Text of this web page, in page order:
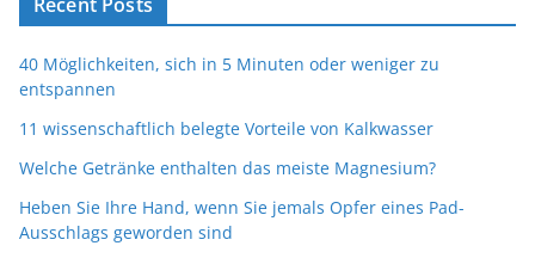
40 Möglichkeiten, sich in 5 Minuten oder weniger zu
entspannen
11 wissenschaftlich belegte Vorteile von Kalkwasser
Welche Getränke enthalten das meiste Magnesium?
Heben Sie Ihre Hand, wenn Sie jemals Opfer eines Pad-
Ausschlags geworden sind